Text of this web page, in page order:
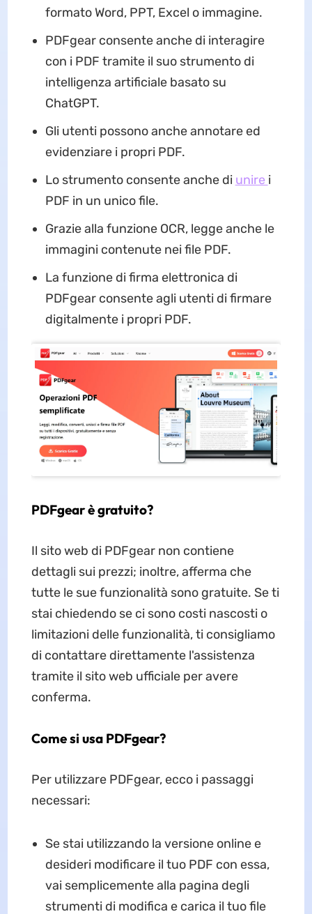
formato Word, PPT, Excel o immagine.
PDFgear consente anche di interagire
con i PDF tramite il suo strumento di
intelligenza artificiale basato su
ChatGPT.
Gli utenti possono anche annotare ed
evidenziare i propri PDF.
Lo strumento consente anche di unire i
PDF in un unico file.
Grazie alla funzione OCR, legge anche le
immagini contenute nei file PDF.
La funzione di firma elettronica di
PDFgear consente agli utenti di firmare
digitalmente i propri PDF.
PDFgear è gratuito?
Il sito web di PDFgear non contiene
dettagli sui prezzi; inoltre, afferma che
tutte le sue funzionalità sono gratuite. Se ti
stai chiedendo se ci sono costi nascosti o
limitazioni delle funzionalità, ti consigliamo
di contattare direttamente l'assistenza
tramite il sito web ufficiale per avere
conferma.
Come si usa PDFgear?
Per utilizzare PDFgear, ecco i passaggi
necessari:
Se stai utilizzando la versione online e
desideri modificare il tuo PDF con essa,
vai semplicemente alla pagina degli
strumenti di modifica e carica il tuo file